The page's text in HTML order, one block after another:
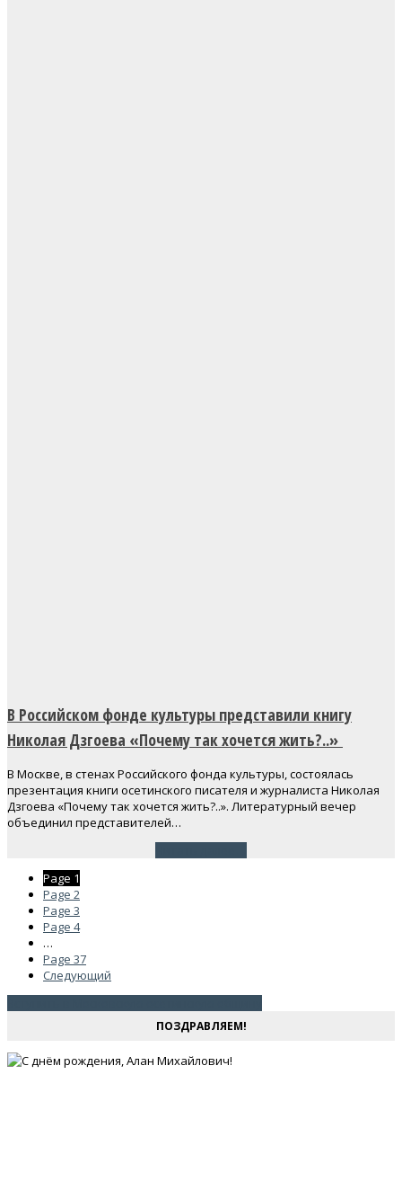
В Российском фонде культуры представили книгу
Николая Дзгоева «Почему так хочется жить?..»
В Москве, в стенах Российского фонда культуры, состоялась
презентация книги осетинского писателя и журналиста Николая
Дзгоева «Почему так хочется жить?..». Литературный вечер
объединил представителей…
Page 1
Page 2
Page 3
Page 4
…
Page 37
Следующий
ПОЗДРАВЛЯЕМ!